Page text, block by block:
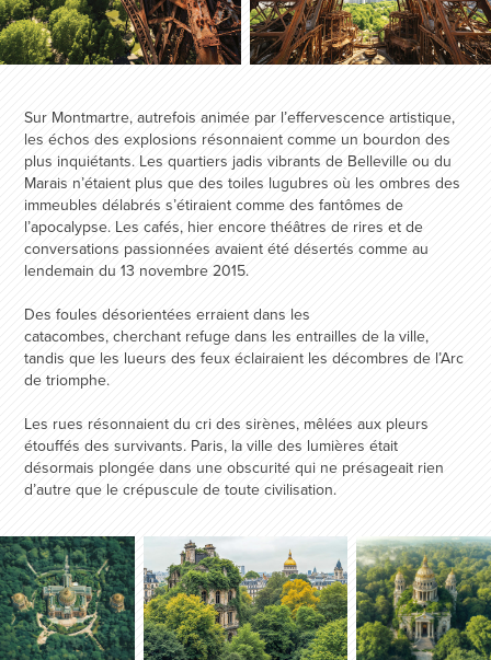
Sur Montmartre, autrefois animée par l’effervescence artistique,
les échos des explosions résonnaient comme un bourdon des
plus inquiétants. Les quartiers jadis vibrants de Belleville ou du
Marais n’étaient plus que des toiles lugubres où les ombres des
immeubles délabrés s’étiraient comme des fantômes de
l’apocalypse. Les cafés, hier encore théâtres de rires et de
conversations passionnées avaient été désertés comme au
lendemain du 13 novembre 2015.
Des foules désorientées erraient dans les
catacombes, cherchant refuge dans les entrailles de la ville,
tandis que les lueurs des feux éclairaient les décombres de l’Arc
de triomphe.
Les rues résonnaient du cri des sirènes, mêlées aux pleurs
étouffés des survivants. Paris, la ville des lumières était
désormais plongée dans une obscurité qui ne présageait rien
d’autre que le crépuscule de toute civilisation.